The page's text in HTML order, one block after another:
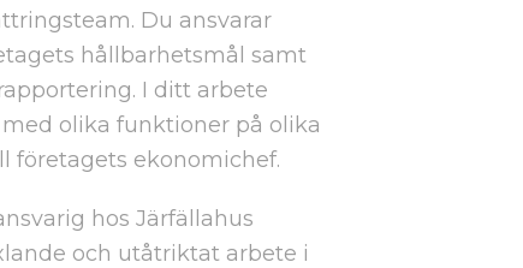
Du ansvarar
hållbarhetsmål samt
I ditt arbete
olika funktioner på olika
företagets ekonomichef.
hos Järfällahus
och utåtriktat arbete i